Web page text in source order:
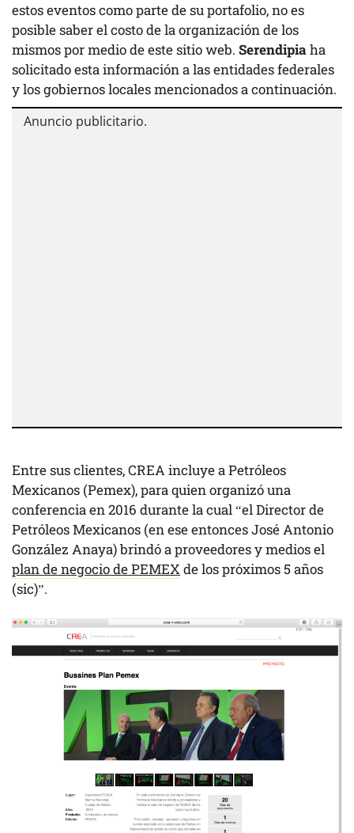
estos eventos como parte de su portafolio, no es
posible saber el costo de la organización de los
mismos por medio de este sitio web. Serendipiaha
solicitado esta información a las entidades federales
y los gobiernos locales mencionados a continuación.
Entre sus clientes, CREA incluye a Petróleos
Mexicanos (Pemex), para quien organizó una
conferencia en 2016 durante la cual “el Director de
Petróleos Mexicanos (en ese entonces José Antonio
González Anaya) brindó a proveedores y medios el
plan de negocio de PEMEX de los próximos 5 años
(sic)”.